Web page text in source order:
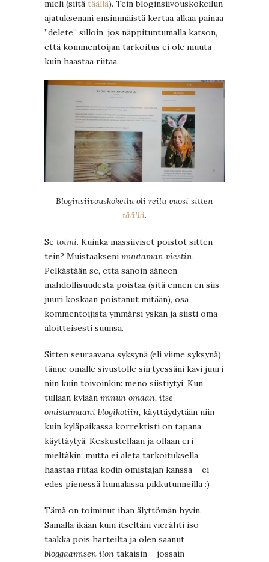
mieli (siitä täällä). Tein bloginsiivouskokeilun
ajatuksenani ensimmäistä kertaa alkaa painaa
”delete” silloin, jos näppituntumalla katson,
että kommentoijan tarkoitus ei ole muuta
kuin haastaa riitaa.
Bloginsiivouskokeilu oli reilu vuosi sitten
täällä.
Se toimi. Kuinka massiiviset poistot sitten
tein? Muistaakseni muutaman viestin.
Pelkästään se, että sanoin ääneen
mahdollisuudesta poistaa (sitä ennen en siis
juuri koskaan poistanut mitään), osa
kommentoijista ymmärsi yskän ja siisti oma-
aloitteisesti suunsa.
Sitten seuraavana syksynä (eli viime syksynä)
tänne omalle sivustolle siirtyessäni kävi juuri
niin kuin toivoinkin: meno siistiytyi. Kun
tullaan kylään minun omaan, itse
omistamaani blogikotiin, käyttäydytään niin
kuin kyläpaikassa korrektisti on tapana
käyttäytyä. Keskustellaan ja ollaan eri
mieltäkin; mutta ei aleta tarkoituksella
haastaa riitaa kodin omistajan kanssa – ei
edes pienessä humalassa pikkutunneilla :)
Tämä on toiminut ihan älyttömän hyvin.
Samalla ikään kuin itseltäni vierähti iso
taakka pois harteilta ja olen saanut
bloggaamisen ilon takaisin – jossain